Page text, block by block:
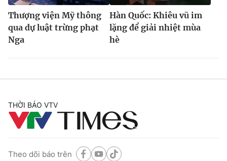
Thượng viện Mỹ thông
qua dự luật trừng phạt
Nga
Hàn Quốc: Khiêu vũ im
lặng để giải nhiệt mùa
hè
THỜI BÁO VTV
Theo dõi báo trên